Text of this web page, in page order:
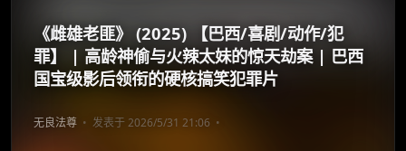
《雌雄老匪》 (2025) 【巴西/喜剧/动作/犯
罪】 | 高龄神偷与火辣太妹的惊天劫案 | 巴西
国宝级影后领衔的硬核搞笑犯罪片
无良法尊 发表于 2026/5/31 21:06